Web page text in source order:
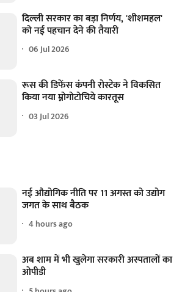
दिल्ली सरकार का बड़ा निर्णय, 'शीशमहल'
को नई पहचान देने की तैयारी
06 Jul 2026
रूस की डिफेंस कंपनी रोस्टेक ने विकसित
किया नया म्नोगोटोचिये कारतूस
03 Jul 2026
नई औद्योगिक नीति पर 11 अगस्त को उद्योग
जगत के साथ बैठक
4 hours ago
अब शाम में भी खुलेगा सरकारी अस्पतालों का
ओपीडी